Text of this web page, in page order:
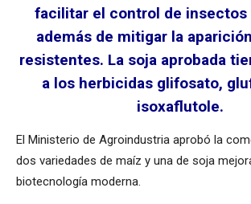
facilitar el control de insectos
además de mitigar la
resistentes. La soja aprobada
a los herbicidas glifosato,
isoxaflutole.
El Ministerio de Agroindustria aprobó la
dos variedades de maíz y una de soja
biotecnología moderna.